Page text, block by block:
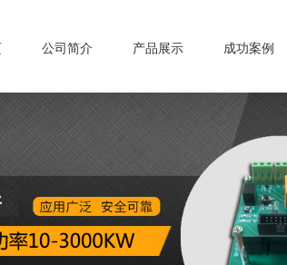
公司简介 产品展示 成功案例